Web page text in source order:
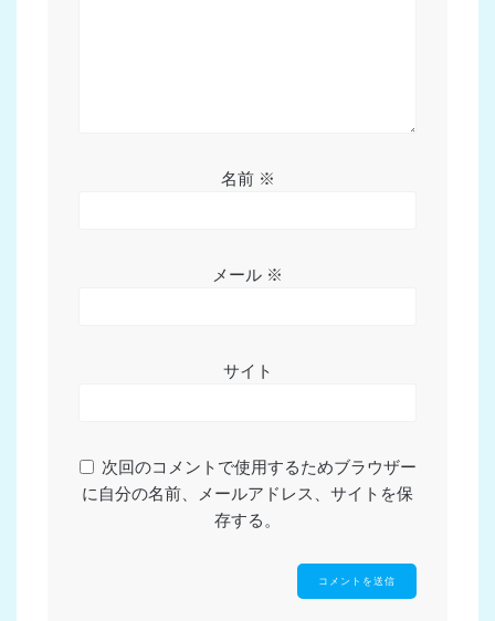
名前 ※
メール ※
サイト
次回のコメントで使用するためブラウザー
に自分の名前、メールアドレス、サイトを保
存する。